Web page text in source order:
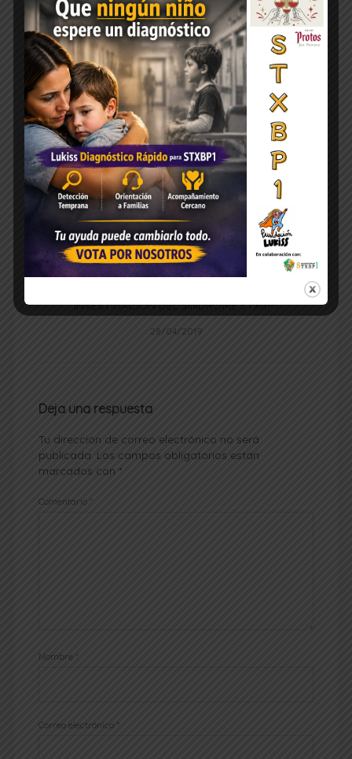
Programa II Jornadas Familiares Síndrome STXBP1 –
Burgos
09/10/2019
INVESTIGACIÓN DEL SÍNDROME STXBP1
28/04/2019
Deja una respuesta
Tu dirección de correo electrónico no será
publicada. Los campos obligatorios están
marcados con*
Comentario *
Nombre *
Correo electrónico *